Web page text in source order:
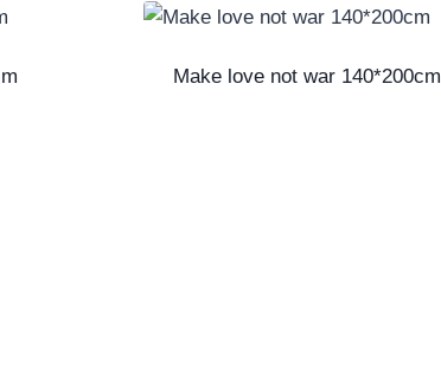
Make love not war 140*200cm